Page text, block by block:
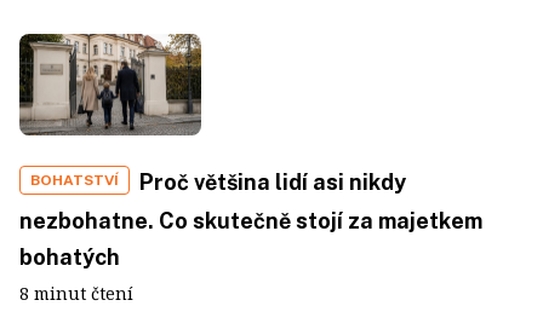
BOHATSTVÍ
Proč většina lidí asi nikdy
nezbohatne. Co skutečně stojí za majetkem
bohatých
8 minut čtení